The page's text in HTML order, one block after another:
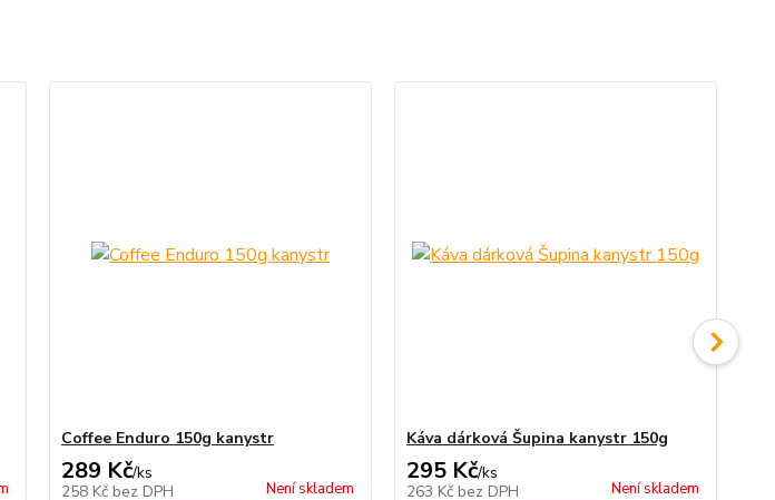
Coffee Enduro 150g kanystr
289 Kč/ks
258 Kč bez DPH Není skladem
Káva dárková Šupina kanystr 150g
295 Kč/ks
263 Kč bez DPH Není skladem